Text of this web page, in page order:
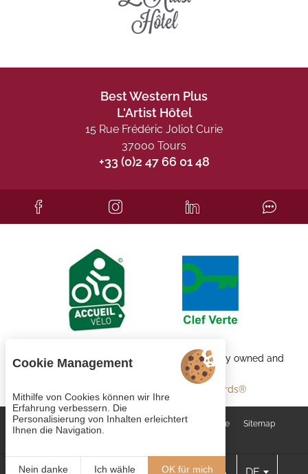
Best Western Plus
L'Artist Hôtel
15 Rue Frédéric Joliot Curie
37000 Tours
+33 (0)2 47 66 01 48
Each BWH℠ Hotels property is independently owned and
Best Western Rewards®
Cookie-Verwaltung AGB Rechtliche Hinweise
Sitemap
Cookie Management
Mithilfe von Cookies können wir Ihre
Erfahrung verbessern. Die
Personalisierung von Inhalten erleichtert
Ihnen die Navigation.
Nein danke Ich wähle OK für mich